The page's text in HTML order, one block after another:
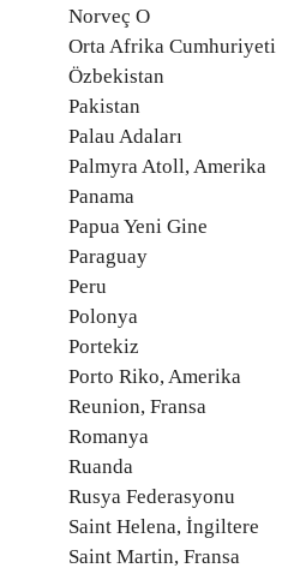
Norveç O
Orta Afrika Cumhuriyeti
Özbekistan
Pakistan
Palau Adaları
Palmyra Atoll, Amerika
Panama
Papua Yeni Gine
Paraguay
Peru
Polonya
Portekiz
Porto Riko, Amerika
Reunion, Fransa
Romanya
Ruanda
Rusya Federasyonu
Saint Helena, İngiltere
Saint Martin, Fransa